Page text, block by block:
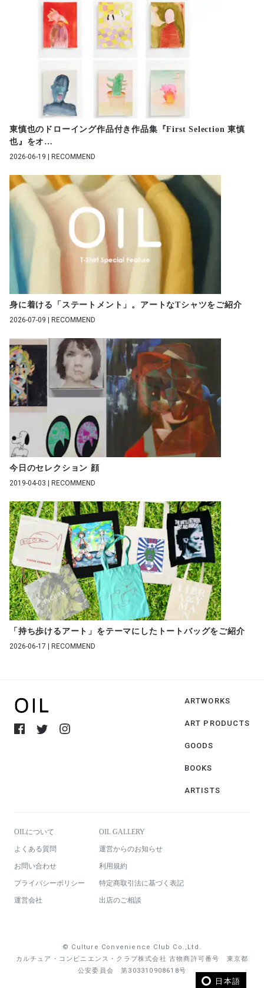
東慎也のドローイング作品付き作品集『First Selection 東慎
也』をオ …
2026-06-19 | RECOMMEND
身に着ける「ステートメント」。アートなTシャツをご紹介
2026-07-09 | RECOMMEND
今日のセレクション 顔
2019-04-03 | RECOMMEND
「持ち歩けるアート」をテーマにしたトートバッグをご紹介
2026-06-17 | RECOMMEND
ARTWORKS
ART PRODUCTS
GOODS
BOOKS
ARTISTS
OILについて OIL GALLERY
よくある質問 運営からのお知らせ
お問い合わせ 利用規約
プライバシーポリシー 特定商取引法に基づく表記
運営会社 出店のご相談
© Culture Convenience Club Co.,Ltd.
カルチュア・コンビニエンス・クラブ株式会社 古物商許可番号 東京都
公安委員会 第303310908618号
日本語